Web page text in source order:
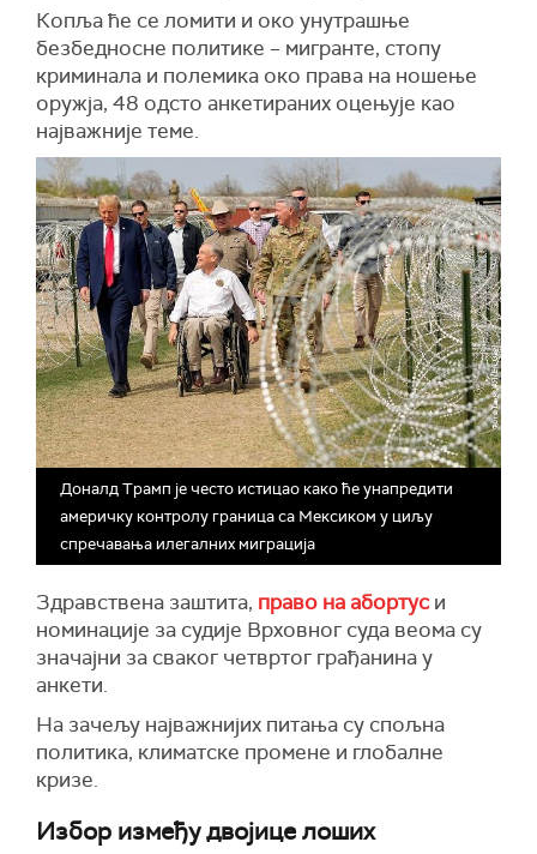
Копља ће се ломити и око унутрашње
безбедносне политике – мигрантe, стопу
криминала и полемика око права на ношење
оружја, 48 одсто анкетираних оцењује као
најважније теме.
Доналд Трамп је често истицао како ће унапредити
америчку контролу граница са Мексиком у циљу
спречавања илегалних миграција
Здравствена заштита, право на абортус и
номинације за судије Врховног суда веома су
значајни за сваког четвртог грађанина у
анкети.
На зачељу најважнијих питања су спољна
политика, климатске промене и глобалне
кризе.
Избор између двојице лоших